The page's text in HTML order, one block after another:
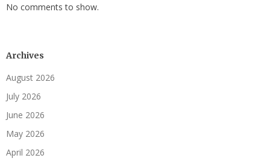
No comments to show.
Archives
August 2026
July 2026
June 2026
May 2026
April 2026